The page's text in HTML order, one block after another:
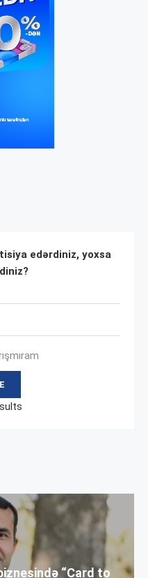
edərdiniz, yoxsa
“Card to